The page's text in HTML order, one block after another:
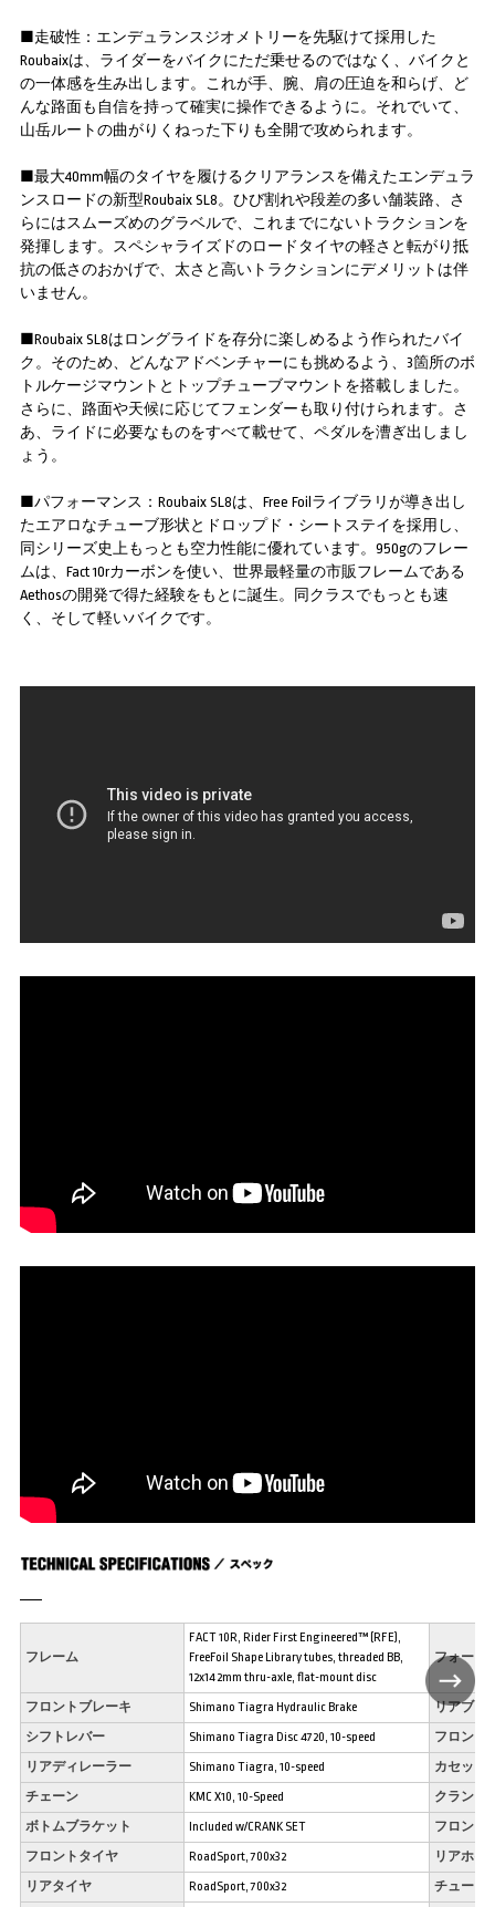
■走破性：エンデュランスジオメトリーを先駆けて採用した
Roubaixは、ライダーをバイクにただ乗せるのではなく、バイクと
の一体感を生み出します。これが手、腕、肩の圧迫を和らげ、ど
んな路面も自信を持って確実に操作できるように。それでいて、
山岳ルートの曲がりくねった下りも全開で攻められます。
■最大40mm幅のタイヤを履けるクリアランスを備えたエンデュラ
ンスロードの新型Roubaix SL8。ひび割れや段差の多い舗装路、さ
らにはスムーズめのグラベルで、これまでにないトラクションを
発揮します。スペシャライズドのロードタイヤの軽さと転がり抵
抗の低さのおかげで、太さと高いトラクションにデメリットは伴
いません。
■Roubaix SL8はロングライドを存分に楽しめるよう作られたバイ
ク。そのため、どんなアドベンチャーにも挑めるよう、3箇所のボ
トルケージマウントとトップチューブマウントを搭載しました。
さらに、路面や天候に応じてフェンダーも取り付けられます。さ
あ、ライドに必要なものをすべて載せて、ペダルを漕ぎ出しまし
ょう。
■パフォーマンス：Roubaix SL8は、Free Foilライブラリが導き出し
たエアロなチューブ形状とドロップド・シートステイを採用し、
同シリーズ史上もっとも空力性能に優れています。950gのフレー
ムは、Fact 10rカーボンを使い、世界最軽量の市販フレームである
Aethosの開発で得た経験をもとに誕生。同クラスでもっとも速
く、そして軽いバイクです。
フレーム
FACT 10R, Rider First Engineered™ (RFE),
FreeFoil Shape Library tubes, threaded BB,
12x142mm thru-axle, flat-mount disc
フォーク
フロントブレーキ Shimano Tiagra Hydraulic Brake リアブレ
シフトレバー Shimano Tiagra Disc 4720, 10-speed フロント
リアディレーラー Shimano Tiagra, 10-speed カセット
チェーン KMC X10, 10-Speed クランク
ボトムブラケット Included w/CRANK SET フロント
フロントタイヤ RoadSport, 700x32 リアホイ
リアタイヤ RoadSport, 700x32 チューブ